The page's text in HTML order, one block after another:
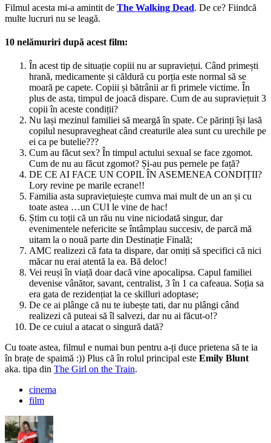
Filmul acesta mi-a amintit de The Walking Dead. De ce? Fiindcă
multe lucruri nu se leagă.
10 nelămuriri după acest film:
În acest tip de situație copiii nu ar supraviețui. Când primești
hrană, medicamente și căldură cu porția este normal să se
moară pe capete. Copiii și bătrânii ar fi primele victime. În
plus de asta, timpul de joacă dispare. Cum de au supraviețuit 3
copii în aceste condiții?
Nu lași mezinul familiei să meargă în spate. Ce părinți își lasă
copilul nesupravegheat când creaturile alea sunt cu urechile pe
ei ca pe butelie???
Cum au făcut sex? În timpul actului sexual se face zgomot.
Cum de nu au făcut zgomot? Și-au pus pernele pe față?
DE CE AI FACE UN COPIL ÎN ASEMENEA CONDIȚII?
Lory revine pe marile ecrane!!
Familia asta supraviețuiește cumva mai mult de un an și cu
toate astea …un CUI le vine de hac!
Știm cu toții că un rău nu vine niciodată singur, dar
evenimentele nefericite se întâmplau succesiv, de parcă mă
uitam la o nouă parte din Destinație Finală;
AMC realizezi că fata ta dispare, dar omiți să specifici că nici
măcar nu erai atentă la ea. Bă deloc!
Vei reuși în viață doar dacă vine apocalipsa. Capul familiei
devenise vânător, savant, centralist, 3 în 1 ca cafeaua. Soția sa
era gata de rezidențiat la ce skilluri adoptase;
De ce ai plânge că nu te iubește tati, dar nu plângi când
realizezi că puteai să îl salvezi, dar nu ai făcut-o!?
De ce cuiul a atacat o singură dată?
Cu toate astea, filmul e numai bun pentru a-ți duce prietena să te ia
în brațe de spaimă :)) Plus că în rolul principal este Emily Blunt
aka. tipa din The Girl on the Train.
cinema
film